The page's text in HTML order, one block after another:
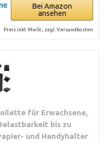
Bei Amazon
ansehen
Preis inkl. MwSt., zzgl. Versandkosten
für Erwachsene,
bis zu
und Handyhalter